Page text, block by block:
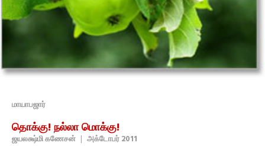
மாயாபஜார்
தொக்கு! நல்லா மொக்கு!
ஜயலக்ஷ்மி கணேசன் | அக்டோபர் 2011